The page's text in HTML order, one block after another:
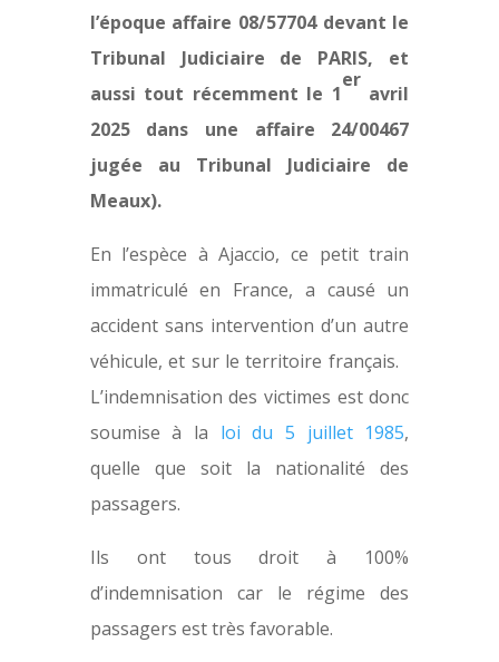
l’époque affaire 08/57704 devant le
Tribunal Judiciaire de PARIS, et
aussi tout récemment le 1
er
avril
2025 dans une affaire 24/00467
jugée au Tribunal Judiciaire de
Meaux).
En l’espèce à Ajaccio, ce petit train
immatriculé en France, a causé un
accident sans intervention d’un autre
véhicule, et sur le territoire français.
L’indemnisation des victimes est donc
soumise à la loi du 5 juillet 1985,
quelle que soit la nationalité des
passagers.
Ils ont tous droit à 100%
d’indemnisation car le régime des
passagers est très favorable.